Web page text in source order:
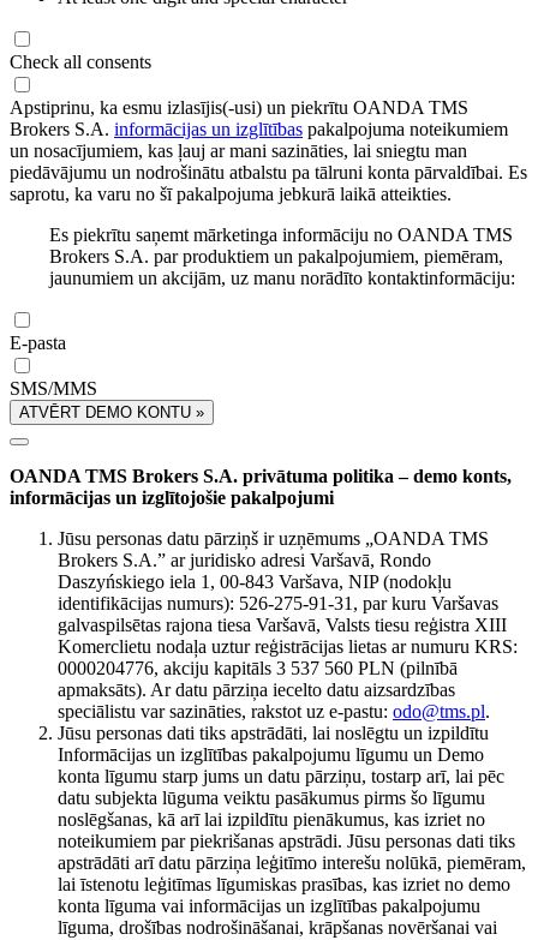
Check all consents
Apstiprinu, ka esmu izlasījis(-usi) un piekrītu OANDA TMS
Brokers S.A. informācijas un izglītības pakalpojuma noteikumiem
un nosacījumiem, kas ļauj ar mani sazināties, lai sniegtu man
piedāvājumu un nodrošinātu atbalstu pa tālruni konta pārvaldībai. Es
saprotu, ka varu no šī pakalpojuma jebkurā laikā atteikties.
Es piekrītu saņemt mārketinga informāciju no OANDA TMS
Brokers S.A. par produktiem un pakalpojumiem, piemēram,
jaunumiem un akcijām, uz manu norādīto kontaktinformāciju:
E-pasta
SMS/MMS
ATVĒRT DEMO KONTU »
OANDA TMS Brokers S.A. privātuma politika – demo konts,
informācijas un izglītojošie pakalpojumi
Jūsu personas datu pārziņš ir uzņēmums „OANDA TMS
Brokers S.A.” ar juridisko adresi Varšavā, Rondo
Daszyńskiego iela 1, 00-843 Varšava, NIP (nodokļu
identifikācijas numurs): 526-275-91-31, par kuru Varšavas
galvaspilsētas rajona tiesa Varšavā, Valsts tiesu reģistra XIII
Komerclietu nodaļa uztur reģistrācijas lietas ar numuru KRS:
0000204776, akciju kapitāls 3 537 560 PLN (pilnībā
apmaksāts). Ar datu pārziņa iecelto datu aizsardzības
speciālistu var sazināties, rakstot uz e-pastu: odo@tms.pl.
Jūsu personas dati tiks apstrādāti, lai noslēgtu un izpildītu
Informācijas un izglītības pakalpojumu līgumu un Demo
konta līgumu starp jums un datu pārziņu, tostarp arī, lai pēc
datu subjekta lūguma veiktu pasākumus pirms šo līgumu
noslēgšanas, kā arī lai izpildītu pienākumus, kas izriet no
noteikumiem par piekrišanas apstrādi. Jūsu personas dati tiks
apstrādāti arī datu pārziņa leģitīmo interešu nolūkā, piemēram,
lai īstenotu leģitīmas līgumiskas prasības, kas izriet no demo
konta līguma vai informācijas un izglītības pakalpojumu
līguma, drošības nodrošināšanai, krāpšanas novēršanai vai